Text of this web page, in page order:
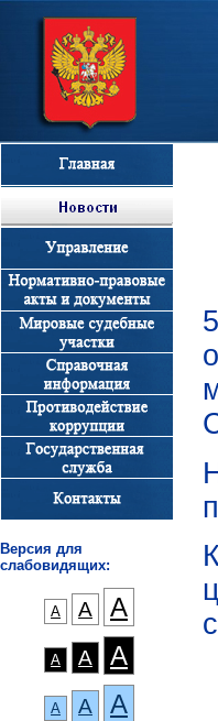
Версия для
слабовидящих:
А А А
А А А
А А А